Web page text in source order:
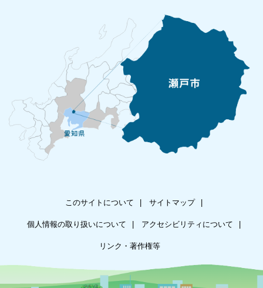
このサイトについて サイトマップ
個人情報の取り扱いについて アクセシビリティについて
リンク・著作権等